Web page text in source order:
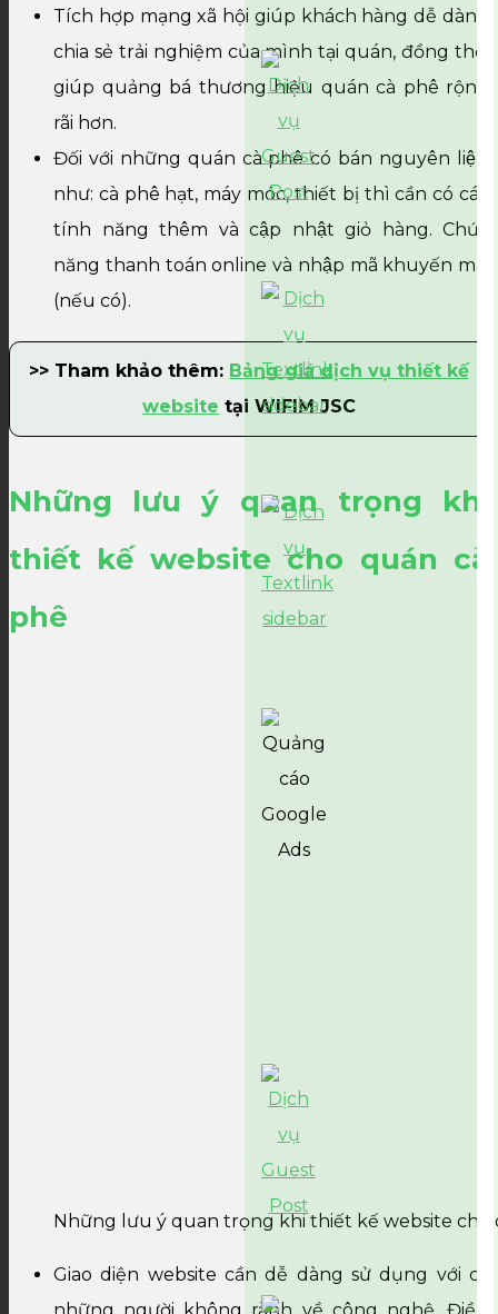
Tích hợp mạng xã hội giúp khách hàng dễ dàng
chia sẻ trải nghiệm của mình tại quán, đồng thời
giúp quảng bá thương hiệu quán cà phê rộng
rãi hơn.
Đối với những quán cà phê có bán nguyên liệu
như: cà phê hạt, máy móc, thiết bị thì cần có các
tính năng thêm và cập nhật giỏ hàng. Chức
năng thanh toán online và nhập mã khuyến mãi
(nếu có).
>> Tham khảo thêm: Bảng giá dịch vụ thiết kế
website tại WIFIM JSC
Những lưu ý quan trọng khi
thiết kế website cho quán cà
phê
Những lưu ý quan trọng khi thiết kế website cho
Giao diện website cần dễ dàng sử dụng với cả